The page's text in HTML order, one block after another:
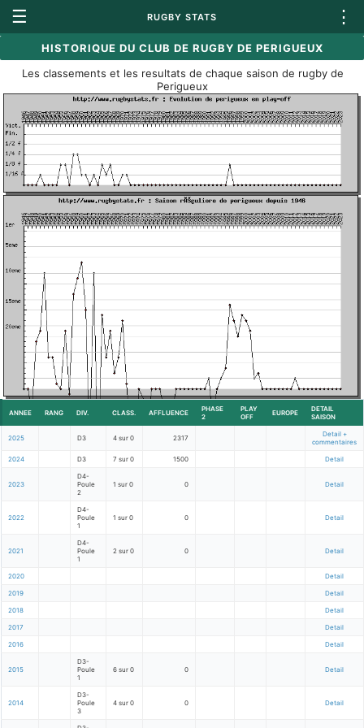
☰ RUGBY STATS ⋮
HISTORIQUE DU CLUB DE RUGBY DE PERIGUEUX
Les classements et les resultats de chaque saison de rugby de
Perigueux
ANNEE RANG DIV. CLASS. AFFLUENCE
PHASE
2
PLAY
OFF
EUROPE
DETAIL
SAISON
2025 D3 4 sur 0 2317
Detail +
commentaires
2024 D3 7 sur 0 1500 Detail
2023
D4-
Poule
2
1 sur 0 0 Detail
2022
D4-
Poule
1
1 sur 0 0 Detail
2021
D4-
Poule
1
2 sur 0 0 Detail
2020 Detail
2019 Detail
2018 Detail
2017 Detail
2016 Detail
2015
D3-
Poule
1
6 sur 0 0 Detail
2014
D3-
Poule
3
4 sur 0 0 Detail